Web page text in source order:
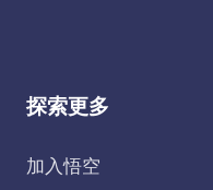
探索更多
加入悟空